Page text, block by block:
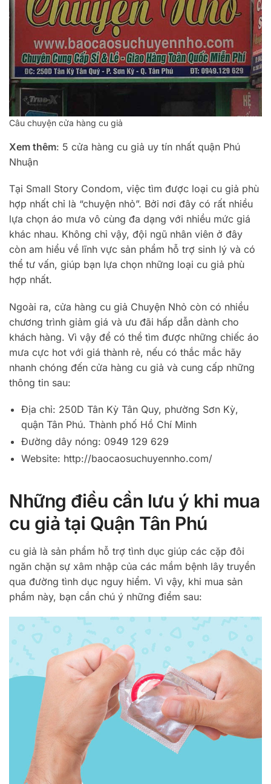
Câu chuyện cửa hàng cu giả
Xem thêm: 5 cửa hàng cu giả uy tín nhất quận Phú
Nhuận
Tại Small Story Condom, việc tìm được loại cu giả phù
hợp nhất chỉ là “chuyện nhỏ”. Bởi nơi đây có rất nhiều
lựa chọn áo mưa vô cùng đa dạng với nhiều mức giá
khác nhau. Không chỉ vậy, đội ngũ nhân viên ở đây
còn am hiểu về lĩnh vực sản phẩm hỗ trợ sinh lý và có
thể tư vấn, giúp bạn lựa chọn những loại cu giả phù
hợp nhất.
Ngoài ra, cửa hàng cu giả Chuyện Nhỏ còn có nhiều
chương trình giảm giá và ưu đãi hấp dẫn dành cho
khách hàng. Vì vậy để có thể tìm được những chiếc áo
mưa cực hot với giá thành rẻ, nếu có thắc mắc hãy
nhanh chóng đến cửa hàng cu giả và cung cấp những
thông tin sau:
Địa chỉ: 250D Tân Kỳ Tân Quy, phường Sơn Kỳ,
quận Tân Phú. Thành phố Hồ Chí Minh
Đường dây nóng: 0949 129 629
Website: http://baocaosuchuyennho.com/
Những điều cần lưu ý khi mua
cu giả tại Quận Tân Phú
cu giả là sản phẩm hỗ trợ tình dục giúp các cặp đôi
ngăn chặn sự xâm nhập của các mầm bệnh lây truyền
qua đường tình dục nguy hiểm. Vì vậy, khi mua sản
phẩm này, bạn cần chú ý những điểm sau: